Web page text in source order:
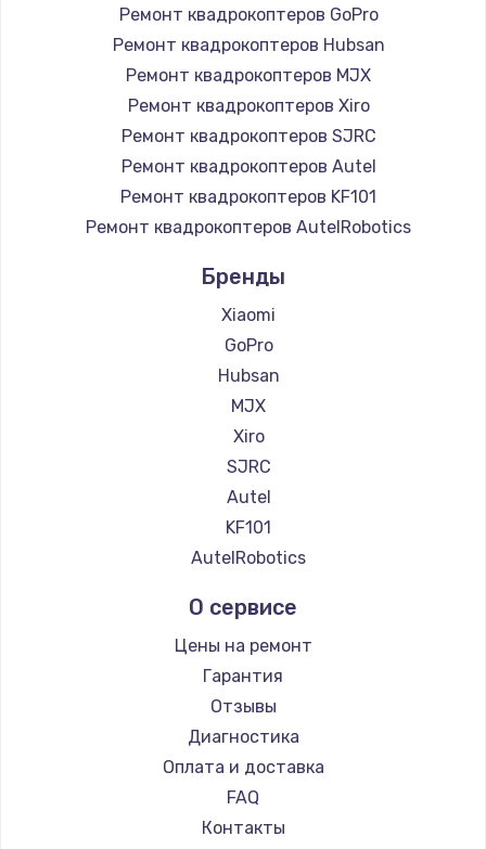
Ремонт квадрокоптеров GoPro
Ремонт квадрокоптеров Hubsan
Ремонт квадрокоптеров MJX
Ремонт квадрокоптеров Xiro
Ремонт квадрокоптеров SJRC
Ремонт квадрокоптеров Autel
Ремонт квадрокоптеров KF101
Ремонт квадрокоптеров AutelRobotics
Бренды
Xiaomi
GoPro
Hubsan
MJX
Xiro
SJRC
Autel
KF101
AutelRobotics
О сервисе
Цены на ремонт
Гарантия
Отзывы
Диагностика
Оплата и доставка
FAQ
Контакты